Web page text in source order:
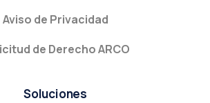
Aviso de Privacidad
de Derecho ARCO
Soluciones